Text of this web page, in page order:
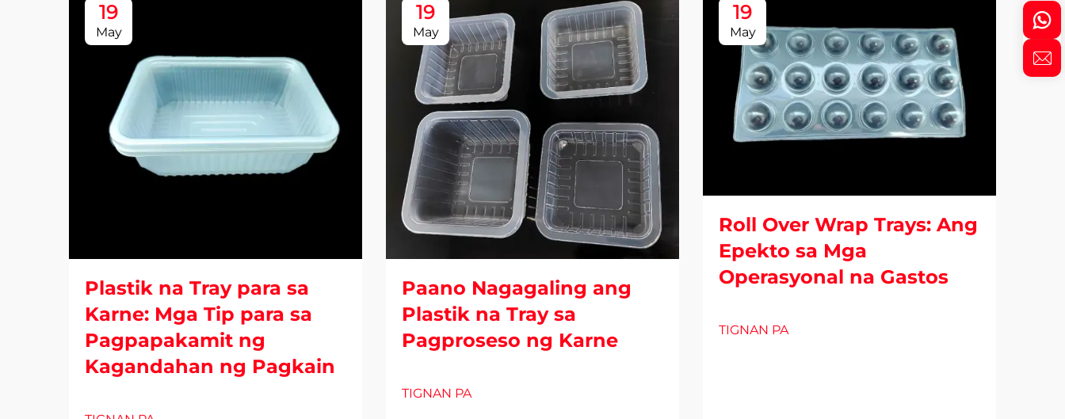
19
May
Plastik na Tray para sa
Karne: Mga Tip para sa
Pagpapakamit ng
Kagandahan ng Pagkain
19
May
Paano Nagagaling ang
Plastik na Tray sa
Pagproseso ng Karne
TIGNAN PA
19
May
Roll Over Wrap Trays: Ang
Epekto sa Mga
Operasyonal na Gastos
TIGNAN PA